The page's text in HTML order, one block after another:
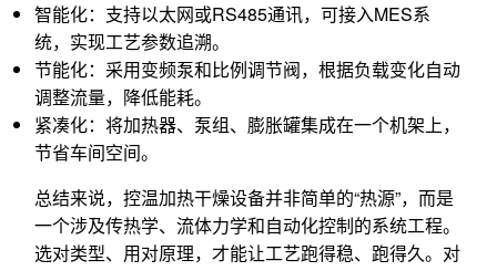
智能化：支持以太网或RS485通讯，可接入MES系
统，实现工艺参数追溯。
节能化：采用变频泵和比例调节阀，根据负载变化自动
调整流量，降低能耗。
紧凑化：将加热器、泵组、膨胀罐集成在一个机架上，
节省车间空间。
总结来说，控温加热干燥设备并非简单的“热源”，而是
一个涉及传热学、流体力学和自动化控制的系统工程。
选对类型、用对原理，才能让工艺跑得稳、跑得久。对